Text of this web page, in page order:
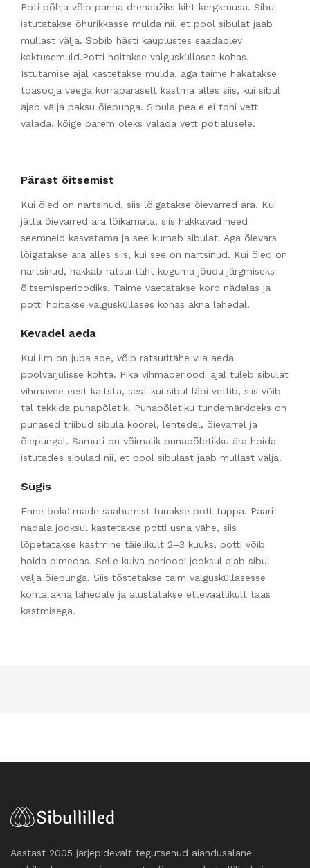
Poti põhja võib panna drenaažiks kiht kergkruusa. Sibul
istutatakse õhurikkasse mulda nii, et pool sibulat jääb
mullast välja. Sobib hästi kauplustes saadaolev
kaktusemuld.Potti hoitakse valgusküllases kohas.
Istutamise ajal kastetakse mulda, aga taime hakatakse
toasooja veega korrapäraselt kastma alles siis, kui sibul
ajab välja paksu õiepunga. Sibula peale ei tohi vett
valada, kõige parem oleks valada vett potialusele.
Pärast õitsemist
Kui õied on närtsinud, siis lõigatakse õievarred ära. Kui
jätta õievarred ära lõikamata, siis hakkavad need
seemneid kasvatama ja see kurnab sibulat. Aga õievars
lõigatakse ära alles siis, kui see on närtsinud. Kui õied on
närtsinud, hakkab ratsuritäht koguma jõudu järgmiseks
õitsemisperioodiks. Taime väetatakse kord nädalas ja
potti hoitakse valgusküllases kohas akna lähedal.
Kevadel aeda
Kui ilm on juba soe, võib ratsuritähe viia aeda
poolvarjulisse kohta. Pika vihmaperioodi ajal tuleb sibulat
vihmavee eest kaitsta, sest kui sibul läbi vettib, siis võib
tal tekkida punapõletik. Punapõletiku tundemärkideks on
punased triibud sibula koorel, lehtedel, õievarrel ja
õiepungal. Samuti on võimalik punapõletikku ära hoida
istutades sibulad nii, et pool sibulast jääb mullast välja.
Sügis
Enne öökülmade saabumist tuuakse pott tuppa. Paari
nädala jooksul kastetakse potti üsna vähe, siis
lõpetatakse kastmine täielikult 2–3 kuuks, potti võib
hoida pimedas. Selle kuiva perioodi jooksul ajab sibul
välja õiepunga. Siis tõstetakse taim valgusküllasesse
kohta akna lähedale ja alustatakse ettevaatlikult taas
kastmisega.
Aastast 2005 järjepidevalt tegutsenud aiandusalane